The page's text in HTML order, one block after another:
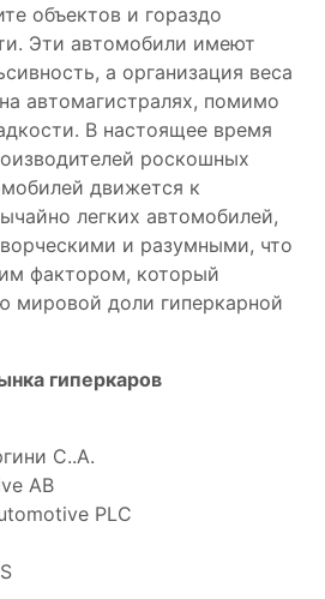
объектов и гораздо
Эти автомобили имеют
а организация веса
автомагистралях, помимо
В настоящее время
роскошных
движется к
легких автомобилей,
и разумными, что
фактором, который
мировой доли гиперкарной
гиперкаров
С..А.
AB
PLC